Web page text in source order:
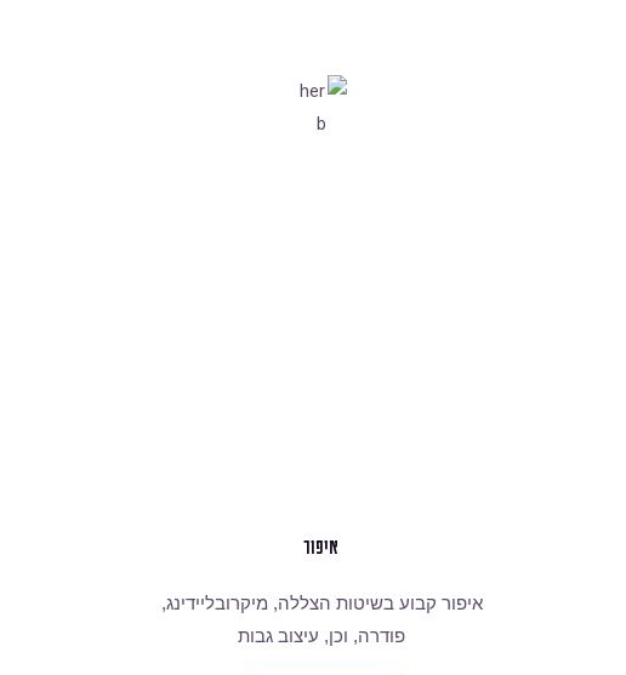
איפור
איפור קבוע בשיטות הצללה, מיקרובליידינג,
פודרה, וכן, עיצוב גבות